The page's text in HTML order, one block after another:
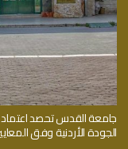
جامعة القدس تحصد
الجودة الأردنية وفق